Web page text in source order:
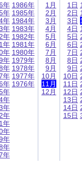
年
年
年
年
年
年
年
年
年
年
年
年
年
年
年
年
年
年
年
年
1986年
1985年
1984年
1983年
1982年
1981年
1980年
1979年
1978年
1977年
1976年
1月
2月
3月
4月
5月
6月
7月
8月
9月
10月
11月
12月
1日
2日
3日
4日
5日
6日
7日
8日
9日
10日
11日
12日
13日
14日
15日